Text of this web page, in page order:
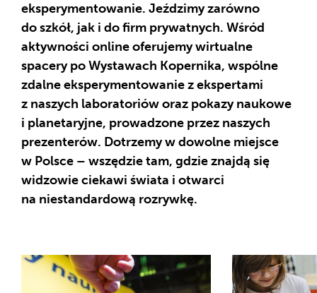
eksperymentowanie. Jeździmy zarówno
do szkół, jak i do firm prywatnych. Wśród
aktywności online oferujemy wirtualne
spacery po Wystawach Kopernika, wspólne
zdalne eksperymentowanie z ekspertami
z naszych laboratoriów oraz pokazy naukowe
i planetaryjne, prowadzone przez naszych
prezenterów. Dotrzemy w dowolne miejsce
w Polsce – wszędzie tam, gdzie znajdą się
widzowie ciekawi świata i otwarci
na niestandardową rozrywkę.